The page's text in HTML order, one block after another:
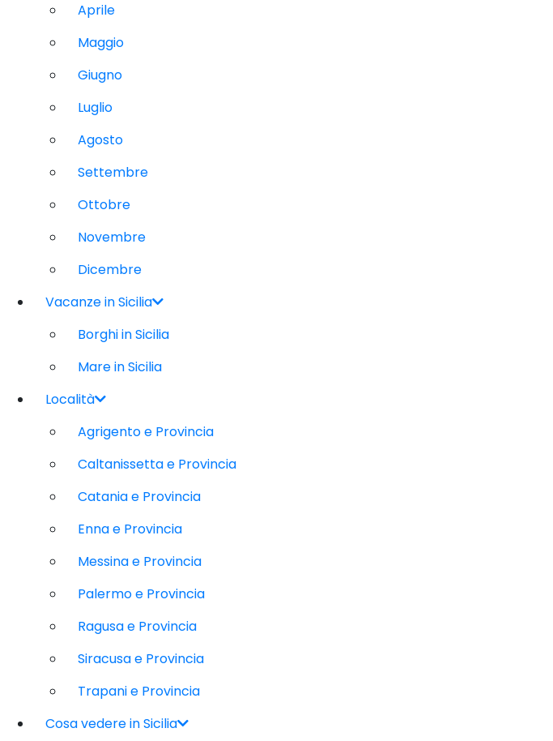
Aprile
Maggio
Giugno
Luglio
Agosto
Settembre
Ottobre
Novembre
Dicembre
Vacanze in Sicilia
Borghi in Sicilia
Mare in Sicilia
Località
Agrigento e Provincia
Caltanissetta e Provincia
Catania e Provincia
Enna e Provincia
Messina e Provincia
Palermo e Provincia
Ragusa e Provincia
Siracusa e Provincia
Trapani e Provincia
Cosa vedere in Sicilia